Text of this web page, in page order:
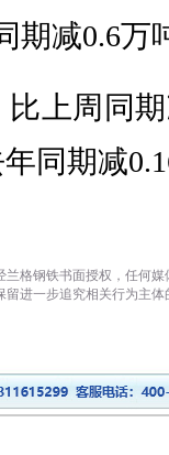
期减0.6万
比上周同
同期减
格钢铁书面授权，任何
进一步追究相关行为主